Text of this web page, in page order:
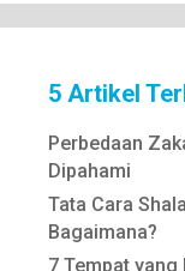
5 Artikel
Perbedaan
Dipahami
Tata Cara
Bagaimana?
7 Tempat yang